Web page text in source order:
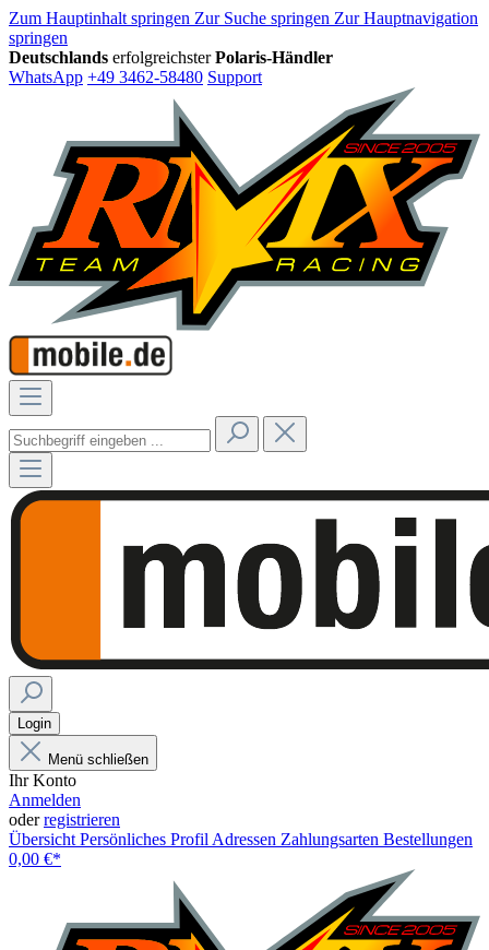
Zum Hauptinhalt springen Zur Suche springen Zur Hauptnavigation
springen
Deutschlands erfolgreichster Polaris-Händler
WhatsApp +49 3462-58480 Support
Login
Menü schließen
Ihr Konto
Anmelden
oderregistrieren
Übersicht Persönliches Profil Adressen Zahlungsarten Bestellungen
0,00 €*